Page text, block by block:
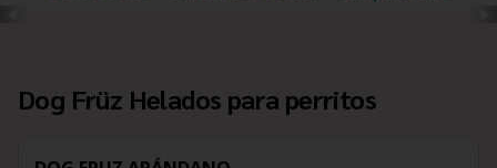
Dog Früz Helados para perritos